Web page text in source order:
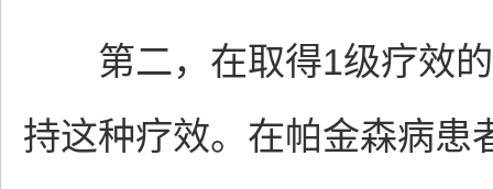
第二，在取得1级疗效的
持这种疗效。在帕金森病患